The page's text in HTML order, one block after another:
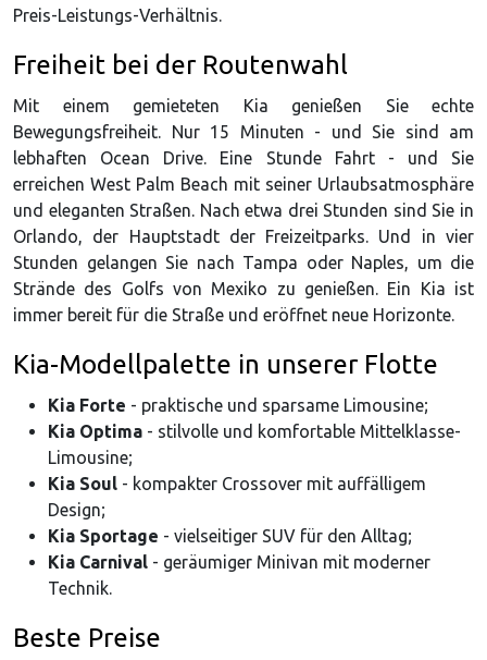
Preis-Leistungs-Verhältnis.
Freiheit bei der Routenwahl
Mit einem gemieteten Kia genießen Sie echte
Bewegungsfreiheit. Nur 15 Minuten - und Sie sind am
lebhaften Ocean Drive. Eine Stunde Fahrt - und Sie
erreichen West Palm Beach mit seiner Urlaubsatmosphäre
und eleganten Straßen. Nach etwa drei Stunden sind Sie in
Orlando, der Hauptstadt der Freizeitparks. Und in vier
Stunden gelangen Sie nach Tampa oder Naples, um die
Strände des Golfs von Mexiko zu genießen. Ein Kia ist
immer bereit für die Straße und eröffnet neue Horizonte.
Kia-Modellpalette in unserer Flotte
Kia Forte - praktische und sparsame Limousine;
Kia Optima - stilvolle und komfortable Mittelklasse-
Limousine;
Kia Soul - kompakter Crossover mit auffälligem
Design;
Kia Sportage - vielseitiger SUV für den Alltag;
Kia Carnival - geräumiger Minivan mit moderner
Technik.
Beste Preise